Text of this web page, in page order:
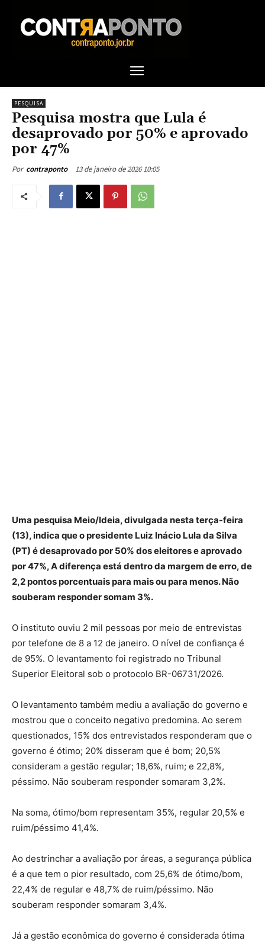
PESQUISA
Pesquisa mostra que Lula é
desaprovado por 50% e aprovado
por 47%
Por contraponto 13 de janeiro de 2026 10:05
Uma pesquisa Meio/Ideia, divulgada nesta terça-feira
(13), indica que o presidente Luiz Inácio Lula da Silva
(PT) é desaprovado por 50% dos eleitores e aprovado
por 47%, A diferença está dentro da margem de erro, de
2,2 pontos porcentuais para mais ou para menos. Não
souberam responder somam 3%.
O instituto ouviu 2 mil pessoas por meio de entrevistas
por telefone de 8 a 12 de janeiro. O nível de confiança é
de 95%. O levantamento foi registrado no Tribunal
Superior Eleitoral sob o protocolo BR-06731/2026.
O levantamento também mediu a avaliação do governo e
mostrou que o conceito negativo predomina. Ao serem
questionados, 15% dos entrevistados responderam que o
governo é ótimo; 20% disseram que é bom; 20,5%
consideram a gestão regular; 18,6%, ruim; e 22,8%,
péssimo. Não souberam responder somaram 3,2%.
Na soma, ótimo/bom representam 35%, regular 20,5% e
ruim/péssimo 41,4%.
Ao destrinchar a avaliação por áreas, a segurança pública
é a que tem o pior resultado, com 25,6% de ótimo/bom,
22,4% de regular e 48,7% de ruim/péssimo. Não
souberam responder somaram 3,4%.
Já a gestão econômica do governo é considerada ótima